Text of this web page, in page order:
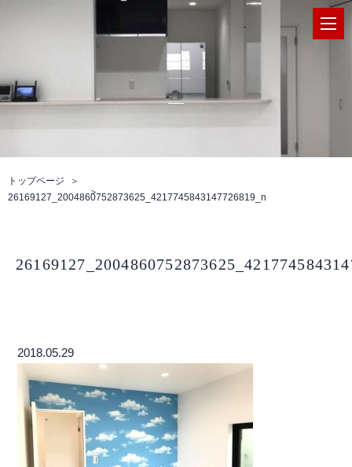
トップページ
26169127_2004860752873625_4217745843147726819_n
2018.05.29